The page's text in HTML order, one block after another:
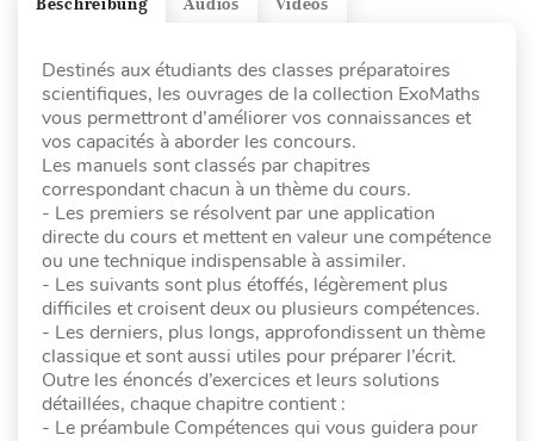
Videos
Audios
Beschreibung
Destinés aux étudiants des classes préparatoires
scientifiques, les ouvrages de la collection ExoMaths
vous permettront d’améliorer vos connaissances et
vos capacités à aborder les concours.
Les manuels sont classés par chapitres
correspondant chacun à un thème du cours.
- Les premiers se résolvent par une application
directe du cours et mettent en valeur une compétence
ou une technique indispensable à assimiler.
- Les suivants sont plus étoffés, légèrement plus
difficiles et croisent deux ou plusieurs compétences.
- Les derniers, plus longs, approfondissent un thème
classique et sont aussi utiles pour préparer l’écrit.
Outre les énoncés d’exercices et leurs solutions
détaillées, chaque chapitre contient :
- Le préambule Compétences qui vous guidera pour